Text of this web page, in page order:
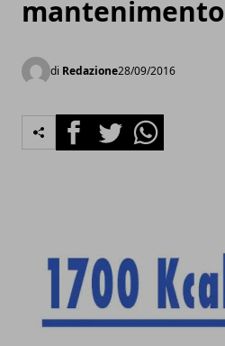
mantenimento
di Redazione28/09/2016
FacebookTwitterWhatsapp